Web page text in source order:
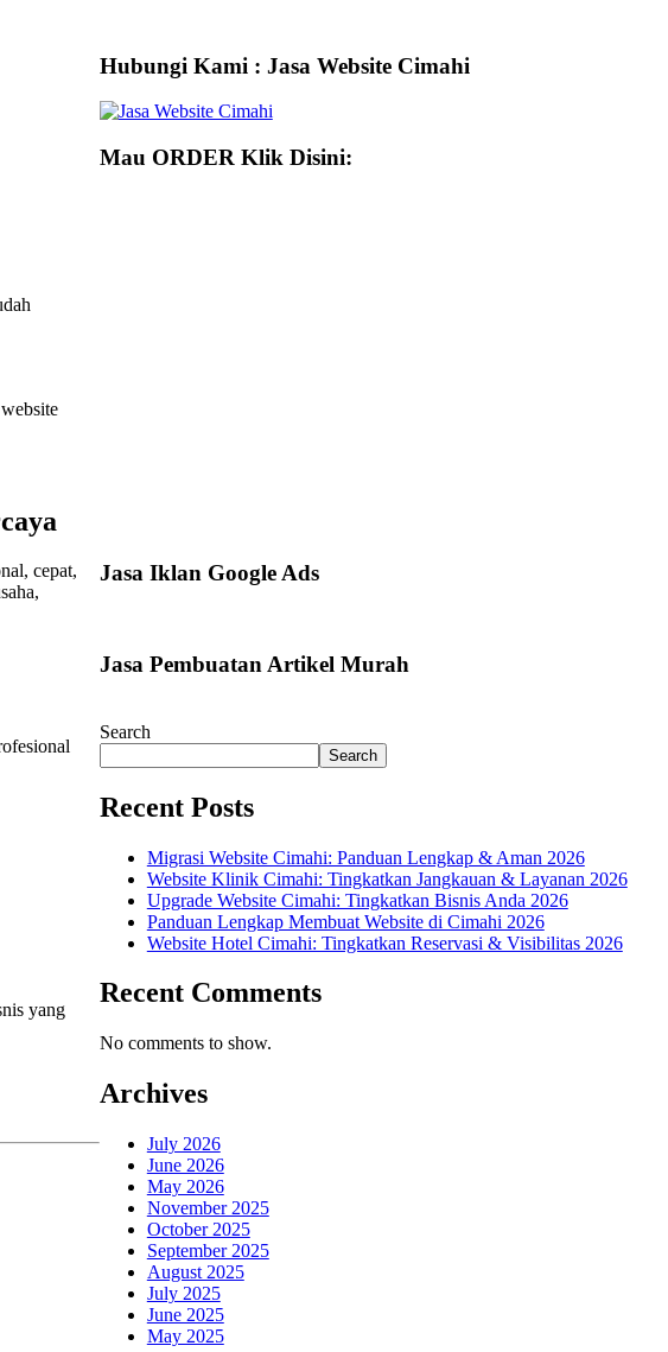
cepat,
yang
Hubungi Kami : Jasa Website Cimahi
Mau ORDER Klik Disini:
Jasa Iklan Google Ads
Jasa Pembuatan Artikel Murah
Search
Search
Recent Posts
Migrasi Website Cimahi: Panduan Lengkap & Aman 2026
Website Klinik Cimahi: Tingkatkan Jangkauan & Layanan 2026
Upgrade Website Cimahi: Tingkatkan Bisnis Anda 2026
Panduan Lengkap Membuat Website di Cimahi 2026
Website Hotel Cimahi: Tingkatkan Reservasi & Visibilitas 2026
Recent Comments
No comments to show.
Archives
July 2026
June 2026
May 2026
November 2025
October 2025
September 2025
August 2025
July 2025
June 2025
May 2025